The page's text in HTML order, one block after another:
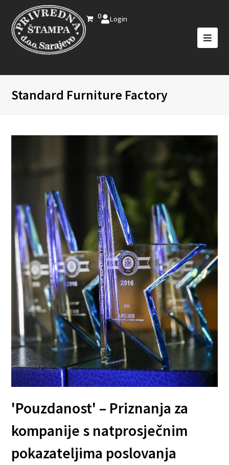
0 Login
Standard Furniture Factory
'Pouzdanost' – Priznanja za
kompanije s natprosječnim
pokazateljima poslovanja